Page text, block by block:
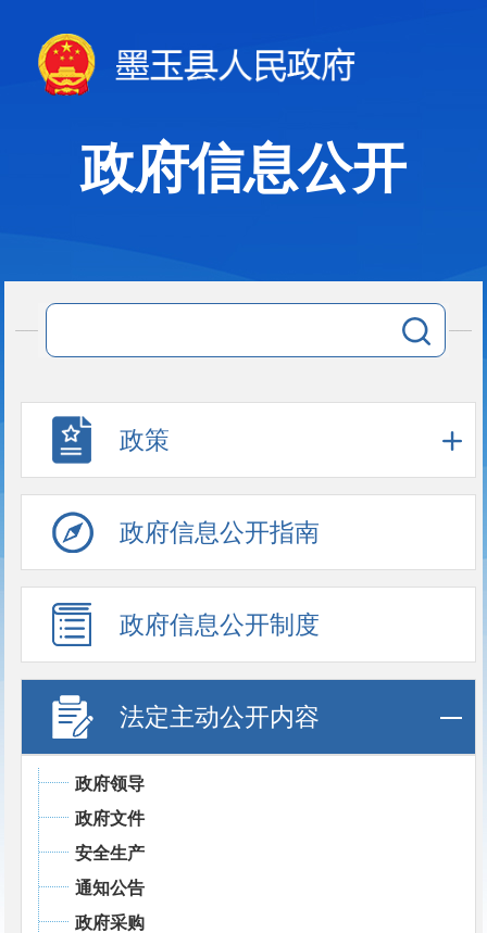
政府信息公开
政策
政府信息公开指南
政府信息公开制度
法定主动公开内容
政府领导
政府文件
安全生产
通知公告
政府采购